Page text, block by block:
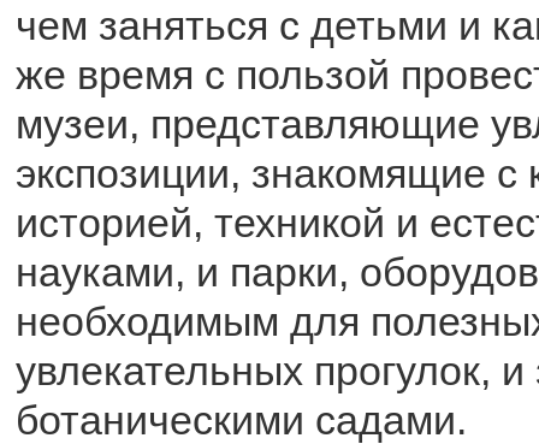
чем заняться с детьми и
же время с пользой
музеи, представляющие
экспозиции, знакомящие с
историей, техникой и
науками, и парки,
необходимым для
увлекательных прогулок, и
ботаническими садами.